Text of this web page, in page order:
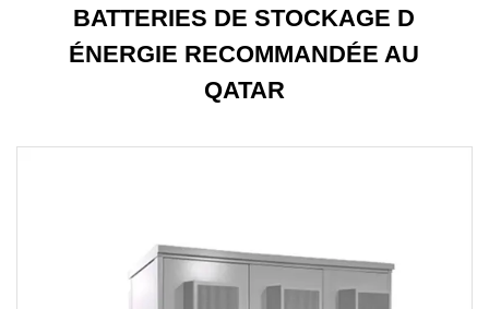
BATTERIES DE STOCKAGE D
ÉNERGIE RECOMMANDÉE AU
QATAR